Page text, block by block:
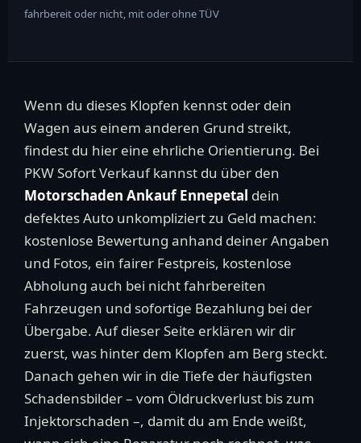
fahrbereit oder nicht, mit oder ohne TÜV
Wenn du dieses Klopfen kennst oder dein
Wagen aus einem anderen Grund streikt,
findest du hier eine ehrliche Orientierung. Bei
PKW Sofort Verkauf kannst du über den
Motorschaden Ankauf Ennepetal dein
defektes Auto unkompliziert zu Geld machen:
kostenlose Bewertung anhand deiner Angaben
und Fotos, ein fairer Festpreis, kostenlose
Abholung auch bei nicht fahrbereiten
Fahrzeugen und sofortige Bezahlung bei der
Übergabe. Auf dieser Seite erklären wir dir
zuerst, was hinter dem Klopfen am Berg steckt.
Danach gehen wir in die Tiefe der häufigsten
Schadensbilder – vom Öldruckverlust bis zum
Injektorschaden –, damit du am Ende weißt,